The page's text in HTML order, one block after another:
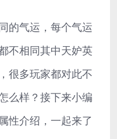
的气运，每个气运
不相同其中天妒英
很多玩家都对此不
么样？接下来小编
性介绍，一起来了